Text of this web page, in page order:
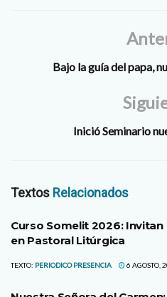
Bajo la guía del papa,
Inició Seminario
Textos Relacionados
Curso Somelit 2026:
en Pastoral Litúrgica
TEXTO: PERIODICO PRESENCIA 6 AGOSTO,